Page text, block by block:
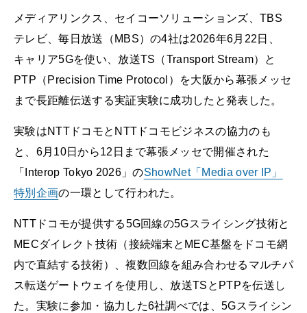
メディアリンクス、セイコーソリューションズ、TBS
テレビ、毎日放送（MBS）の4社は2026年6月22日、
キャリア5Gを使い、放送TS（Transport Stream）と
PTP（Precision Time Protocol）を大阪から幕張メッセ
まで長距離伝送する実証実験に成功したと発表した。
実験はNTTドコモとNTTドコモビジネスの協力のも
と、6月10日から12日まで幕張メッセで開催された
「Interop Tokyo 2026」のShowNet「Media over IP」
特別企画の一環として行われた。
NTTドコモが提供する5G回線の5Gスライシング技術と
MECダイレクト技術（接続端末とMEC基盤をドコモ網
内で直結する技術）、複数回線を組み合わせるマルチパ
ス転送ゲートウェイを使用し、放送TSとPTPを伝送し
た。実験に参加・協力した6社調べでは、5Gスライシン